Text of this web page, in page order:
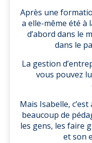
Après une
a elle-même été à
d’abord dans le
dans le
La gestion
vous pouvez
Mais Isabelle,
beaucoup de
les gens, les faire
et son